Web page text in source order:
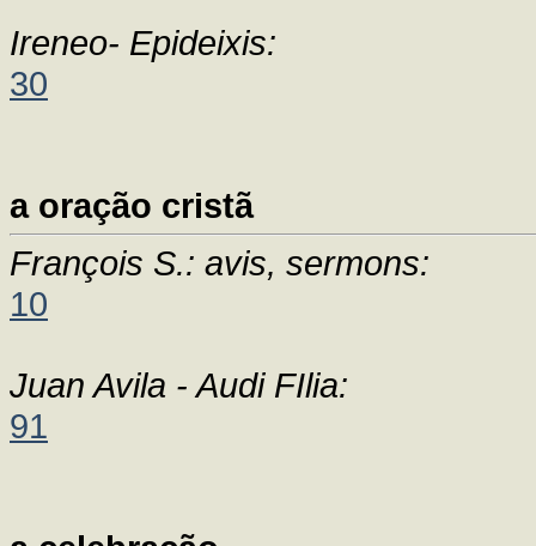
Ireneo- Epideixis:
30
a oração cristã
François S.: avis, sermons:
10
Juan Avila - Audi FIlia:
91